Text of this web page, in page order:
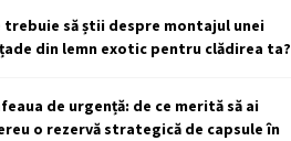
trebuie să știi despre montajul unei
din lemn exotic pentru clădirea ta?
de urgență: de ce merită să ai
o rezervă strategică de capsule în